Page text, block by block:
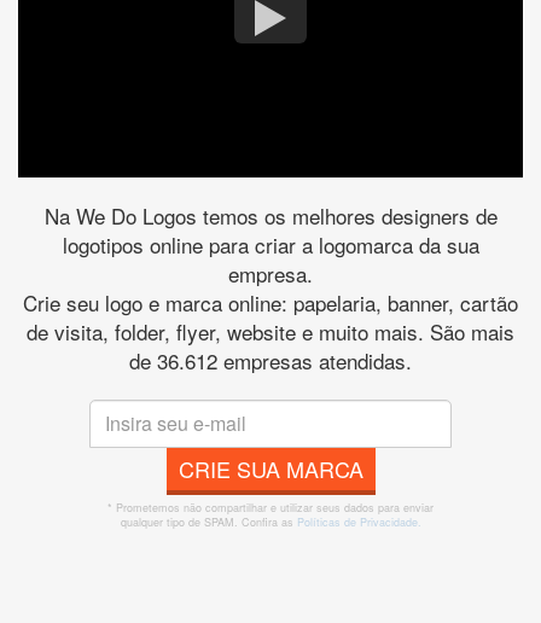
Na We Do Logos temos os melhores designers de
logotipos online para criar a logomarca da sua
empresa.
Crie seu logo e marca online: papelaria, banner, cartão
de visita, folder, flyer, website e muito mais. São mais
de 36.612 empresas atendidas.
CRIE SUA MARCA
* Prometemos não compartilhar e utilizar seus dados para enviar
qualquer tipo de SPAM. Confira as Políticas de Privacidade.